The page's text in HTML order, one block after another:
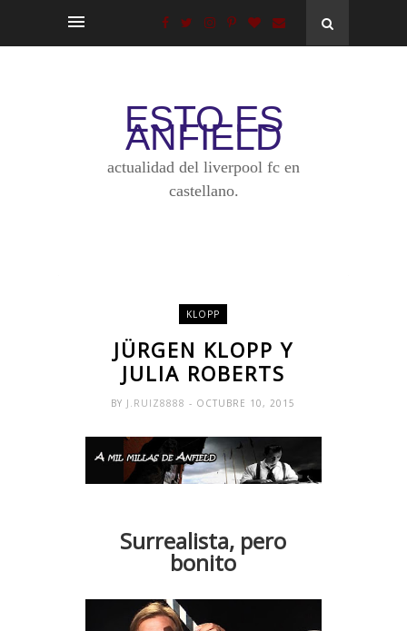
ESTO ES
ANFIELD
actualidad del liverpool fc en
castellano.
KLOPP
JÜRGEN KLOPP Y
JULIA ROBERTS
BY J.RUIZ8888- OCTUBRE 10, 2015
Surrealista, pero
bonito